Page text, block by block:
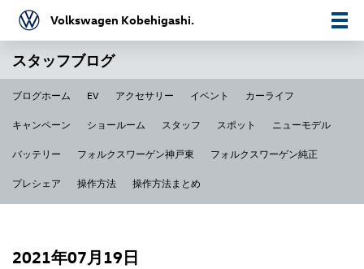
Volkswagen Kobehigashi.
スタッフブログ
ブログホーム EV アクセサリー イベント カーライフ
キャンペーン ショールーム スタッフ スポット ニューモデル
バッテリー フォルクスワーゲン神戸東 フォルクスワーゲン純正
プレシェア 操作方法 操作方法まとめ
2021年07月19日